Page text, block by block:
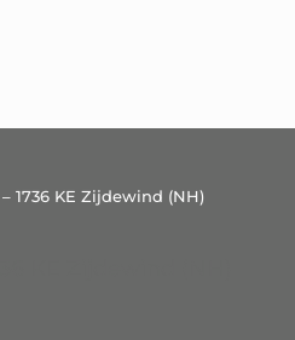
1736 KE Zijdewind (NH)